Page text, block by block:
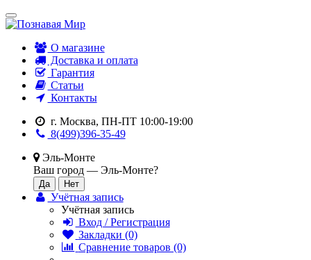
О магазине
Доставка и оплата
Гарантия
Статьи
Контакты
г. Москва, ПН-ПТ 10:00-19:00
8(499)396-35-49
Эль-Монте
Ваш город — Эль-Монте?
Учётная запись
Учётная запись
Вход / Регистрация
Закладки (0)
Сравнение товаров (0)